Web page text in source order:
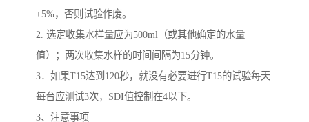
±5%，否则试验作废。
2. 选定收集水样量应为500ml（或其他确定的水量
值）；两次收集水样的时间间隔为15分钟。
3．如果T15达到120秒，就没有必要进行T15的试验每天
每台应测试3次，SDI值控制在4以下。
3、注意事项